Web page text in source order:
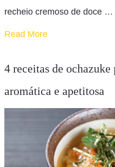
recheio cremoso de doce …
Read More
4 receitas de
aromática e apetitosa